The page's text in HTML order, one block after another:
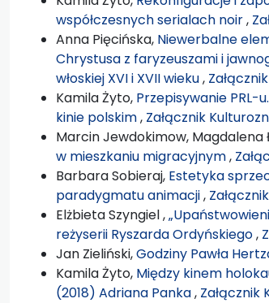
współczesnych serialach noir,
Anna Pięcińska, Niewerbalne
Chrystusa z faryzeuszami i
włoskiej XVI i XVII wieku,
Kamila Żyto, Przepisywanie PRL-
kinie polskim, Załącznik
Marcin Jewdokimow, Magdalena
w mieszkaniu migracyjnym,
Barbara Sobieraj, Estetyka
paradygmatu animacji,
Elżbieta Szyngiel ,
reżyserii Ryszarda Ordyńskiego,
Jan Zieliński,Godziny Pawła
Kamila Żyto, Między kinem
(2018) Adriana Panka, Załącznik